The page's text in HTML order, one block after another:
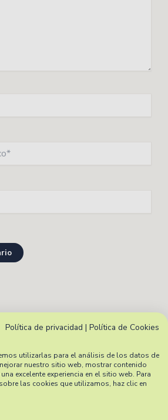
Humanosmás recomendado
Política de privacidad | Política de Cookies
utilizarlas para el análisis de los datos de
nuestro sitio web, mostrar contenido
excelente experiencia en el sitio web. Para
las cookies que utilizamos, haz clic en